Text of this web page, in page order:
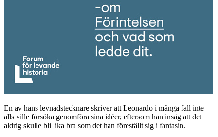
En av hans levnadstecknare skriver att Leonardo i många fall inte
alls ville försöka genomföra sina idéer, eftersom han insåg att det
aldrig skulle bli lika bra som det han föreställt sig i fantasin.